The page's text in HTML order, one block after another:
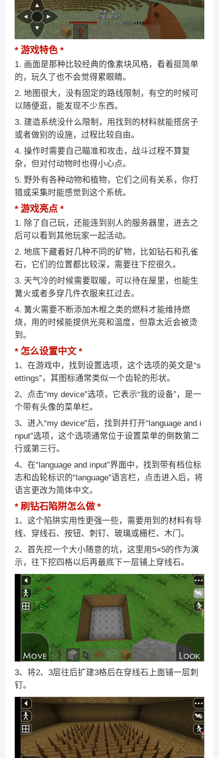
游戏特色
1. 画面是那种比较经典的像素块风格，看着挺简单
的，玩久了也不会觉得累眼睛。
2. 地图很大，没有固定的路线限制，有空的时候可
以随便逛，能发现不少东西。
3. 建造系统没什么限制，用找到的材料就能搭房子
或者做别的设施，过程比较自由。
4. 操作时需要自己瞄准和攻击，战斗过程不算复
杂，但对付动物时也得小心点。
5. 野外有各种动物和植物，它们之间有关系，你打
猎或采集时能感觉到这个系统。
游戏亮点
1. 除了自己玩，还能连到别人的服务器里，进去之
后可以看到其他玩家一起活动。
2. 地底下藏着好几种不同的矿物，比如钻石和孔雀
石，它们的位置都比较深，需要往下挖很久。
3. 天气冷的时候需要取暖，可以待在屋里，也能生
篝火或者多穿几件衣服来扛过去。
4. 篝火需要不断添加木棍之类的燃料才能维持燃
烧，用的时候能提供光亮和温度，但靠太近会被烫
到。
怎么设置中文
1、在游戏中，找到设置选项，这个选项的英文是“s
ettings”，其图标通常类似一个齿轮的形状。
2、点击“my device”选项，它表示“我的设备”，是一
个带有头像的菜单栏。
3、进入“my device”后，找到并打开“language and i
nput”选项，这个选项通常位于设置菜单的倒数第二
行或第三行。
4、在“language and input”界面中，找到带有档位标
志和齿轮标识的“language”语言栏，点击进入后，将
语言更改为简体中文。
刷钻石陷阱怎么做
1、这个陷阱实用性更强一些，需要用到的材料有导
线、穿线石、按钮、刺钉、玻璃或栅栏、木门。
2、首先挖一个大小随意的坑，这里用5×5的作为演
示，往下挖四格以后再最底下一层铺上穿线石。
3、将2、3层往后扩建3格后在穿线石上面铺一层刺
钉。